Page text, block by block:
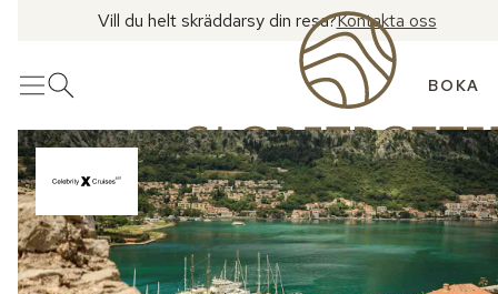
Vill du helt skräddarsy din resa?Kontakta oss
MenyÖppna sök BOKA